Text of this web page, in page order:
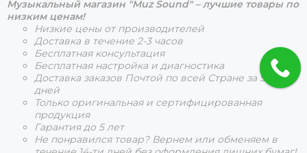
Музыкальный магазин "Muz Sound" – лучшие товары по
низким ценам!
Низкие цены от производителей
Доставка в течение 2-3 часов
Бесплатная консультация
Бесплатная настройка и диагностика
Доставка заказов Почтой по всей Стране за 5-15
дней
Только оригинальная и сертифицированная
продукция
Гарантия до 5 лет
Не понравился товар? Вернем или обменяем в